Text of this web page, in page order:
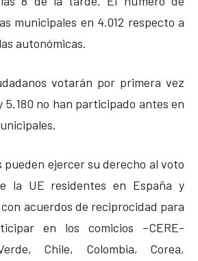
municipales en 4.012 respecto a
autonómicas.
votarán por primera vez
5.180 no han participado antes en
pueden ejercer su derecho al voto
la UE residentes en España y
acuerdos de reciprocidad para
en los comicios –CERE-
Chile, Colombia, Corea,